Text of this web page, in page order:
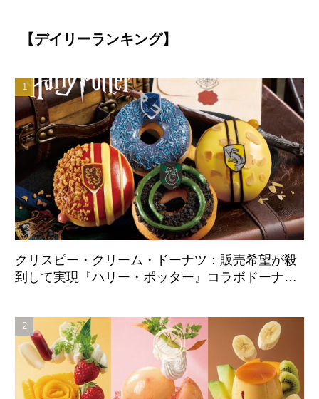
【デイリーランキング】
クリスピー・クリーム・ドーナツ：販売希望が殺
到して実現『ハリー・ポッター』コラボドーナツ